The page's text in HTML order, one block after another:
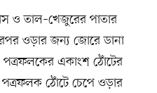
ও তাল–খেজুরের পাতার
ওড়ার জন্য জোরে ডানা
পত্রফলকের একাংশ ঠোঁটের
ঠোঁটে চেপে ওড়ার